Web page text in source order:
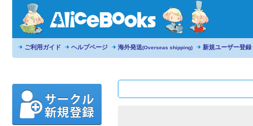
ご利用ガイド ヘルプページ 海外発送(Overseas shipping) 新規ユーザー登録